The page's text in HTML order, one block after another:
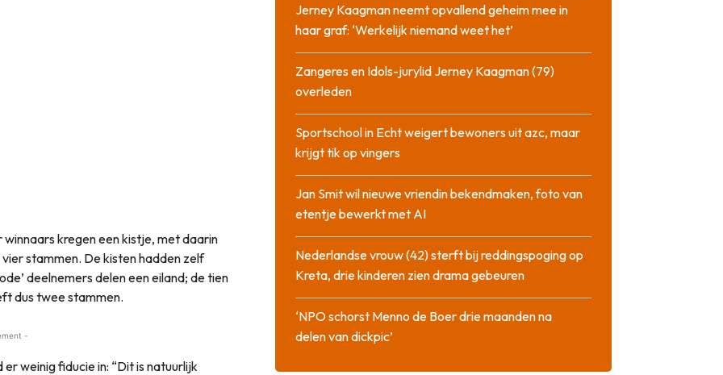
kregen een kistje, met daarin
stammen. De kisten hadden zelf
deelnemers delen een eiland; de tien
dus twee stammen.
-
weinig fiducie in: “Dit is natuurlijk
Jerney Kaagman neemt opvallend geheim mee in
haar graf: ‘Werkelijk niemand weet het’
Zangeres en Idols-jurylid Jerney Kaagman (79)
overleden
Sportschool in Echt weigert bewoners uit azc, maar
krijgt tik op vingers
Jan Smit wil nieuwe vriendin bekendmaken, foto van
etentje bewerkt met AI
Nederlandse vrouw (42) sterft bij reddingspoging op
Kreta, drie kinderen zien drama gebeuren
‘NPO schorst Menno de Boer drie maanden na
delen van dickpic’